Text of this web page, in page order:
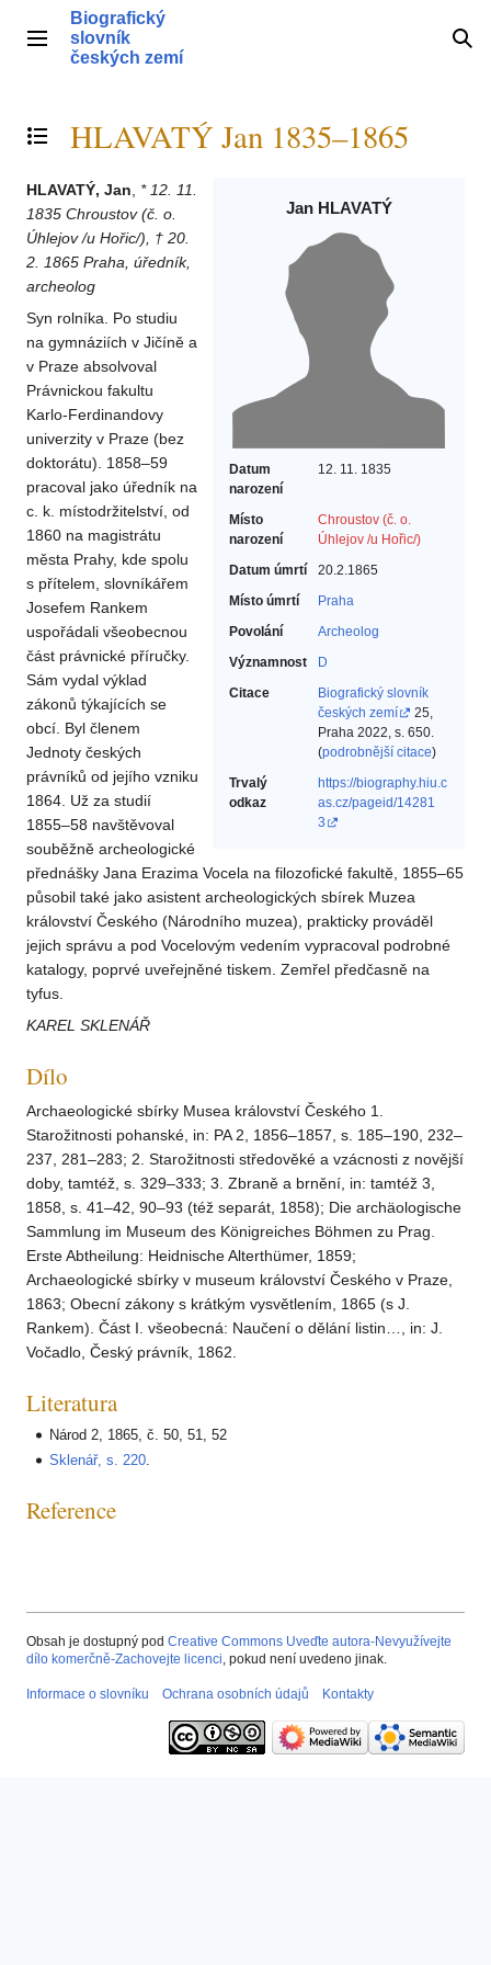
obsahHlavní menu
Biografický
slovník
českých zemí
Přepnout obsah
HLAVATÝ Jan 1835–1865
Jan HLAVATÝ
Datum
narození
12. 11. 1835
Místo
narození
Chroustov (č. o.
Úhlejov /u Hořic/)
Datum úmrtí
20.2.1865
Místo úmrtí
Praha
Povolání
Archeolog‎
Významnost
D
Citace
Biografický slovník
českých zemí
25,
Praha 2022, s. 650.
(podrobnější citace)
Trvalý
odkaz
https://biography.hiu.c
as.cz/pageid/14281
3
HLAVATÝ, Jan
* 12. 11.
1835 Chroustov (č. o.
Úhlejov /u Hořic/), † 20.
2. 1865 Praha, úředník,
archeolog
Syn rolníka. Po studiu
na gymnáziích v Jičíně a
v Praze absolvoval
Právnickou fakultu
Karlo-Ferdinandovy
univerzity v Praze (bez
doktorátu). 1858–59
pracoval jako úředník na
c. k. místodržitelství, od
1860 na magistrátu
města Prahy, kde spolu
s přítelem, slovníkářem
Josefem Rankem
uspořádali všeobecnou
část právnické příručky.
Sám vydal výklad
zákonů týkajících se
obcí. Byl členem
Jednoty českých
právníků od jejího vzniku
1864. Už za studií
1855–58 navštěvoval
souběžně archeologické
přednášky Jana Erazima Vocela na filozofické fakultě, 1855–65
působil také jako asistent archeologických sbírek Muzea
království Českého (Národního muzea), prakticky prováděl
jejich správu a pod Vocelovým vedením vypracoval podrobné
katalogy, poprvé uveřejněné tiskem. Zemřel předčasně na
tyfus.
KAREL SKLENÁŘ
Dílo
Archaeologické sbírky Musea království Českého 1.
Starožitnosti pohanské, in: PA 2, 1856–1857, s. 185–190, 232–
237, 281–283; 2. Starožitnosti středověké a vzácnosti z novější
doby, tamtéž, s. 329–333; 3. Zbraně a brnění, in: tamtéž 3,
1858, s. 41–42, 90–93 (též separát, 1858); Die archäologische
Sammlung im Museum des Königreiches Böhmen zu Prag.
Erste Abtheilung: Heidnische Alterthümer, 1859;
Archaeologické sbírky v museum království Českého v Praze,
1863; Obecní zákony s krátkým vysvětlením, 1865 (s J.
Rankem). Část I. všeobecná: Naučení o dělání listin…, in: J.
Vočadlo, Český právník, 1862.
Literatura
Národ 2, 1865, č. 50, 51, 52
Sklenář, s. 220
Reference
Obsah je dostupný pod Creative Commons Uveďte autora-Nevyužívejte
dílo komerčně-Zachovejte licenci, pokud není uvedeno jinak.
Informace o slovníku Ochrana osobních údajů Kontakty